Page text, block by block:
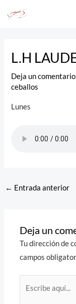
L.H
Deja un comentario
ceballos
Lunes
← Entrada anterior
Deja un
Tu dirección de
campos